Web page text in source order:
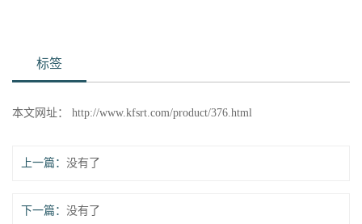
标签
本文网址： http://www.kfsrt.com/product/376.html
上一篇： 没有了
下一篇： 没有了